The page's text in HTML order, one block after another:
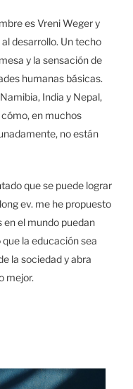
es Vreni Weger y
desarrollo. Un techo
y la sensación de
humanas básicas.
India y Nepal,
en muchos
no están
que se puede lograr
ev. me he propuesto
en el mundo puedan
la educación sea
la sociedad y abra
mejor.